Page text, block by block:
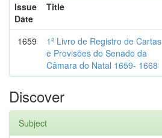
Issue
Date
Title
1659
1º Livro de Registro de Cartas
e Provisões do Senado da
Câmara do Natal 1659- 1668
Discover
Subject